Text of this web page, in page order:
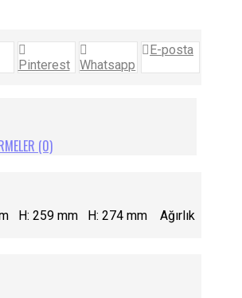
Pinterest
Whatsapp
E-posta
(0)
H: 259 mm H: 274 mm Ağırlık